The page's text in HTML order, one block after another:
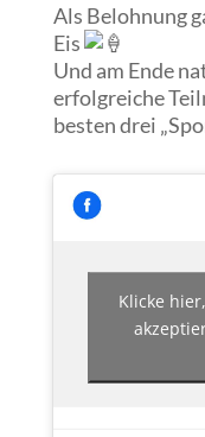
Als Belohnung
Eis
Und am Ende
erfolgreiche
besten drei
Klicke